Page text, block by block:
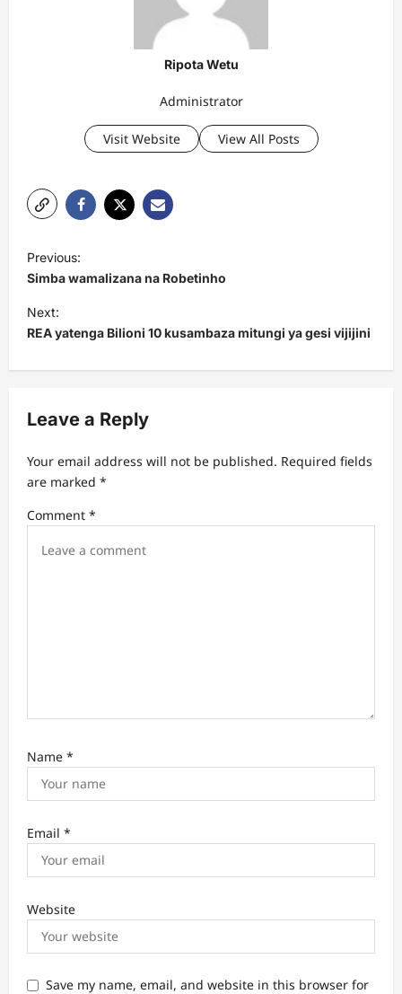
Ripota Wetu
Administrator
Visit Website View All Posts
o
s
t
v
g
t
Previous:
Simba wamalizana na Robetinho
Next:
REA yatenga Bilioni 10 kusambaza mitungi ya gesi vijijini
Leave a Reply
Your email address will not be published. Required fields
are marked *
Comment *
Name *
Email *
Website
Save my name, email, and website in this browser for